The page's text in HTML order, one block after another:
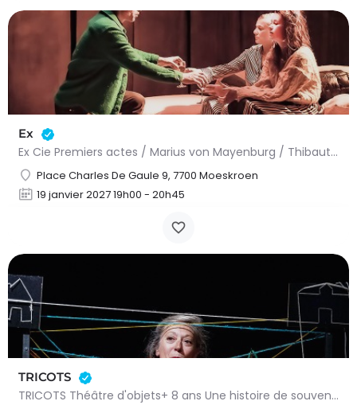
Ex
Ex Cie Premiers actes / Marius von Mayenburg / Thibaut Wenger Théâtre+ 15 ans Tout est parfait en apparence…
Place Charles De Gaule 9, 7700 Moeskroen
19 janvier 2027 19h00 - 20h45
TRICOTS
TRICOTS Théâtre d'objets+ 8 ans Une histoire de souvenirs qui grattentCie des gens comme tout le monde / de…